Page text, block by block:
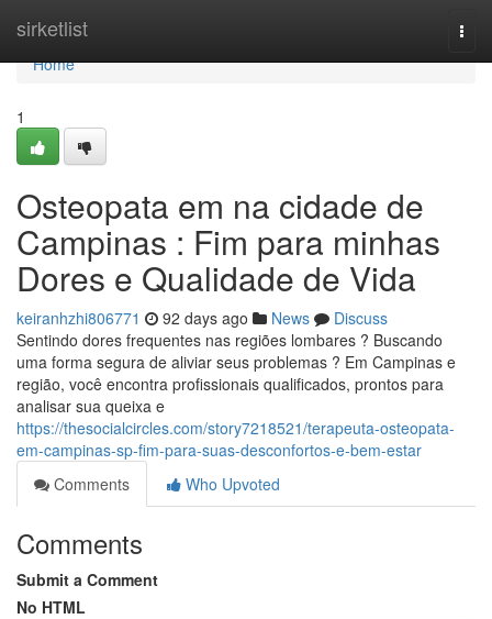
sirketlist
Home
Home
1
Osteopata em na cidade de
Campinas : Fim para minhas
Dores e Qualidade de Vida
keiranhzhi806771 92 days ago News
Discuss
Sentindo dores frequentes nas regiões lombares ? Buscando
uma forma segura de aliviar seus problemas ? Em Campinas e
região, você encontra profissionais qualificados, prontos para
analisar sua queixa e
https://thesocialcircles.com/story7218521/terapeuta-osteopata-
em-campinas-sp-fim-para-suas-desconfortos-e-bem-estar
Comments
Who Upvoted
Comments
Submit a Comment
No HTML